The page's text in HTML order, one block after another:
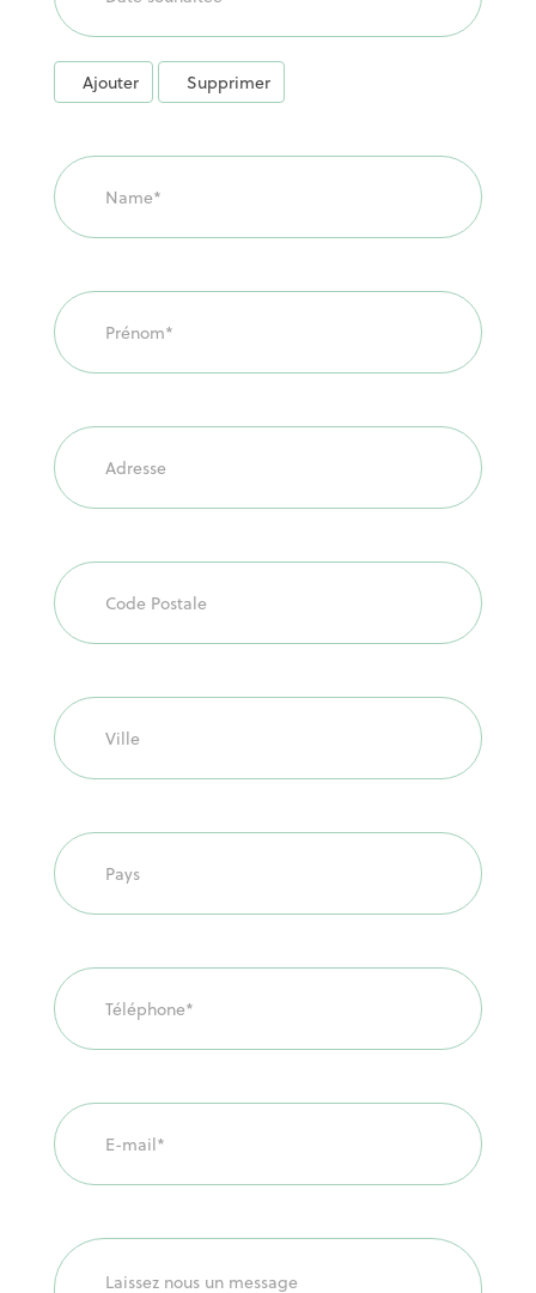
Ajouter Supprimer